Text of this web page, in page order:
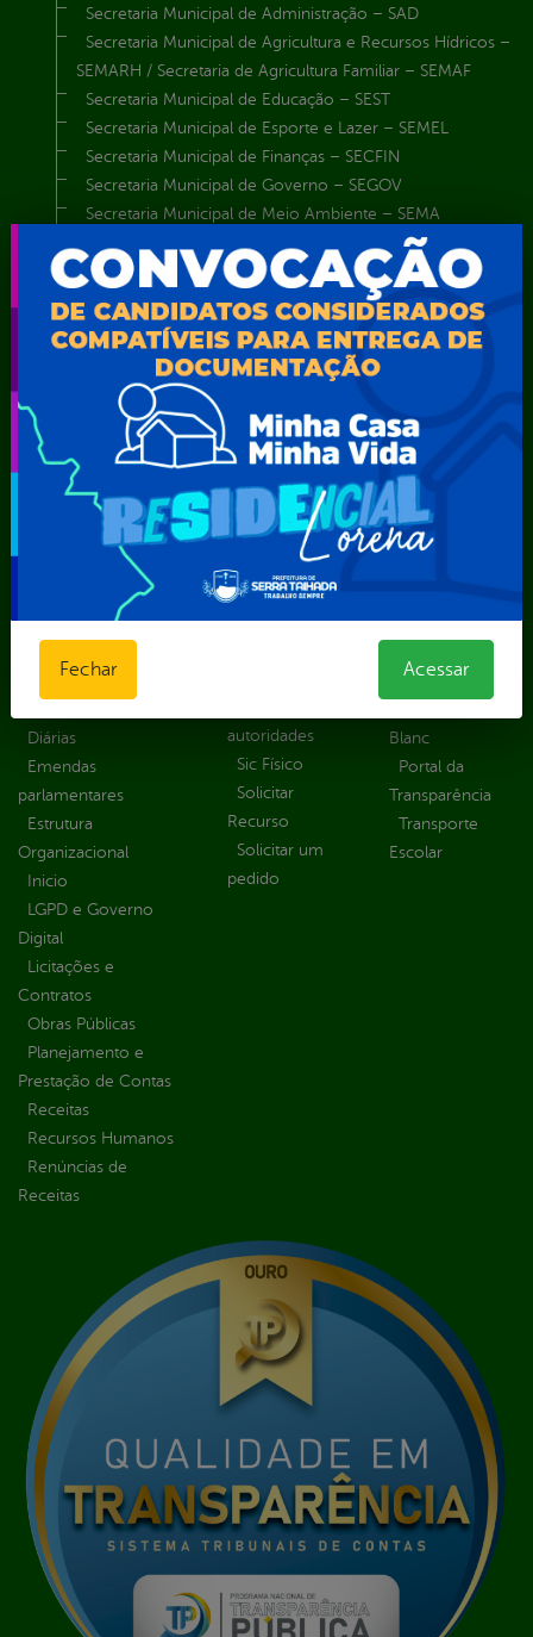
Secretaria Municipal de Administração – SAD
Secretaria Municipal de Agricultura e Recursos Hídricos –
SEMARH / Secretaria de Agricultura Familiar – SEMAF
Secretaria Municipal de Educação – SEST
Secretaria Municipal de Esporte e Lazer – SEMEL
Secretaria Municipal de Finanças – SECFIN
Secretaria Municipal de Governo – SEGOV
Secretaria Municipal de Meio Ambiente – SEMA
Secretaria Municipal de Planejamento e Gestão – SEPLAG
Secretaria Municipal de Relações Institucionais – SEMRI
Secretaria Municipal de Saúde – SMS
Secretaria Municipal de Serviços Públicos – SEMUSP
Superintendência de Trânsito e Transportes de Serra
Talhada-STTRANS
Transparência, Fiscalização e Controle
Portal da
Transparência
Atos normativos
Central de Dúvidas
Transferências
Diárias
Emendas
parlamentares
Estrutura
Organizacional
Inicio
LGPD e Governo
Digital
Licitações e
Contratos
Obras Públicas
Planejamento e
Prestação de Contas
Receitas
Recursos Humanos
Renúncias de
Receitas
E-sic
Como
solicitar
Consulte sua
Solicitação
Decretos
autoridades
Sic Físico
Solicitar
Recurso
Solicitar um
pedido
Outros
Serviços
Carta de
Ferramenta de
Ouvidoria
Blanc
Portal da
Transparência
Transporte
Escolar
Fechar Acessar